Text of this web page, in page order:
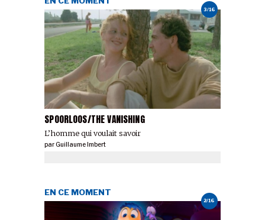
3/16
SPOORLOOS/THE VANISHING
L’homme qui voulait savoir
parGuillaume Imbert
2/16
EN CE MOMENT